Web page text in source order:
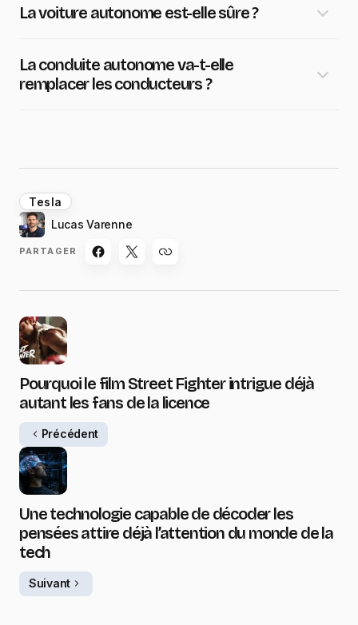
La voiture autonome est-elle sûre ?
La conduite autonome va-t-elle
remplacer les conducteurs ?
Tesla
Lucas Varenne
PARTAGER
Pourquoi le film Street Fighter intrigue déjà
autant les fans de la licence
Précédent
Une technologie capable de décoder les
pensées attire déjà l’attention du monde de la
tech
Suivant